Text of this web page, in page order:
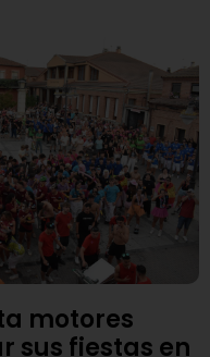
motores
sus fiestas en